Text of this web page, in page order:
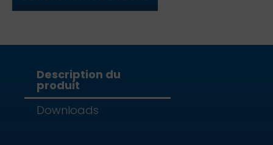
Description du
produit
Downloads